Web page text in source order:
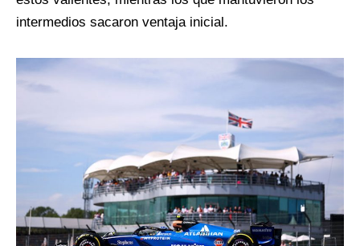
intermedios sacaron ventaja inicial.